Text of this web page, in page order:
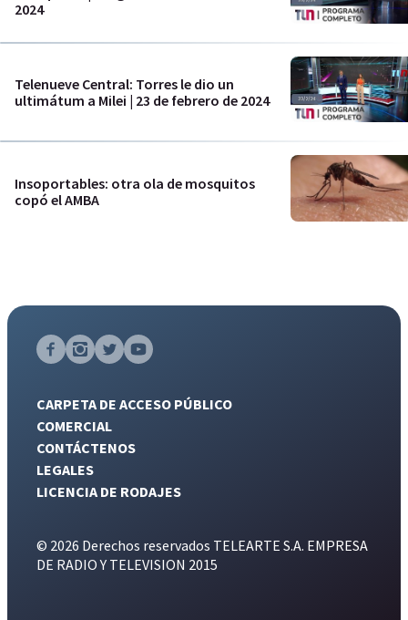
2024
Telenueve Central: Torres le dio un
ultimátum a Milei | 23 de febrero de 2024
Insoportables: otra ola de mosquitos
copó el AMBA
CARPETA DE ACCESO PÚBLICO
COMERCIAL
CONTÁCTENOS
LEGALES
LICENCIA DE RODAJES
© 2026 Derechos reservados TELEARTE S.A. EMPRESA
DE RADIO Y TELEVISION 2015